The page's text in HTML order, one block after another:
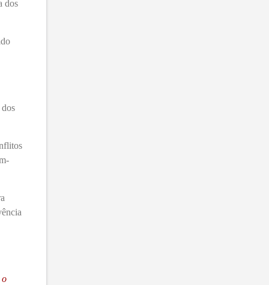
dos
o